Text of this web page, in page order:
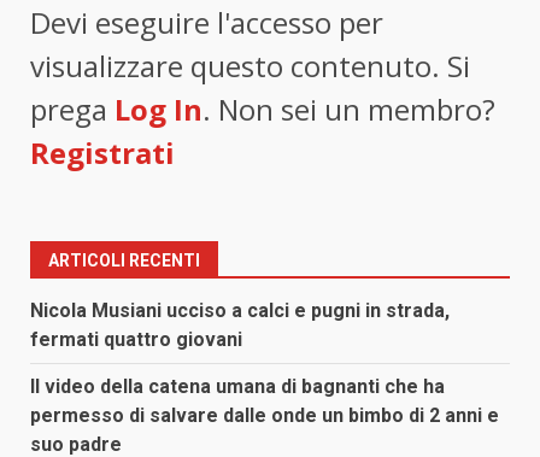
Devi eseguire l'accesso per
visualizzare questo contenuto. Si
prega Log In. Non sei un membro?
Registrati
ARTICOLI RECENTI
Nicola Musiani ucciso a calci e pugni in strada,
fermati quattro giovani
Il video della catena umana di bagnanti che ha
permesso di salvare dalle onde un bimbo di 2 anni e
suo padre